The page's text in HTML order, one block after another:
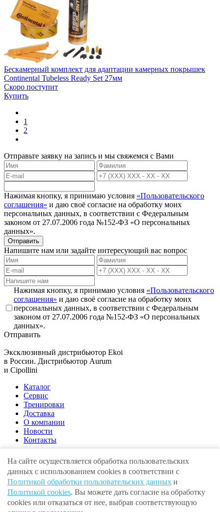
Бескамерный комплект для адаптации камерных покрышек
Continental Tubeless Ready Set 27мм
Скоро поступит
Купить
1
2
Отправьте заявку на запись и мы свяжемся с Вами
Нажимая кнопку, я принимаю условия «Пользовательского
соглашения» и даю своё согласие на обработку моих
персональных данных, в соответствии с Федеральным
законом от 27.07.2006 года №152-ФЗ «О персональных
данных».
Отправить
Напишите нам или задайте интересующий вас вопрос
Нажимая кнопку, я принимаю условия «Пользовательского
соглашения» и даю своё согласие на обработку моих
персональных данных, в соответствии с Федеральным
законом от 27.07.2006 года №152-ФЗ «О персональных
данных».
Отправить
Эксклюзивный дистрибьютор Ekoi
в России. Дистрибьютор Aurum
и Cipollini
Каталог
Сервис
Тренировки
Доставка
О компании
Новости
Контакты
Адрес:г. Москва , ул. Крылатская, 10
E-mail:info@volgaunion.com
Телефон:+7 (495) 279-25-00
© 2010 · 2026 ООО «Волга Юнион» ИНН 7707444042
Пользовательское соглашение
На сайте осуществляется обработка пользовательских
данных с использованием cookies в соответствии с
Политикой обработки пользовательских данных и
Политикой cookies. Вы можете дать согласие на обработку
cookies или отказаться от нее, выбрав соответствующую